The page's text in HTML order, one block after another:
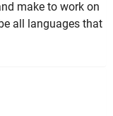
make to work on
all languages that